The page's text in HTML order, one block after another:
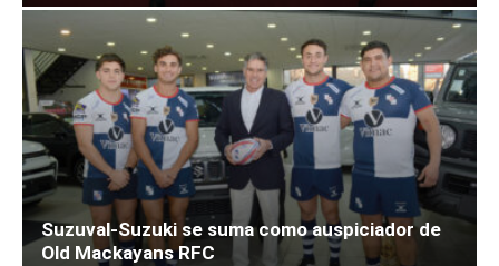
Suzuval-Suzuki se suma como auspiciador de
Old Mackayans RFC